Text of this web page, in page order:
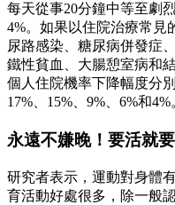
每天從事20分鐘中等至劇
4%。如果以住院治療常見
尿路感染、糖尿病併發症
鐵性貧血、大腸憩室病和
個人住院機率下降幅度分別
17%、15%、9%、6%和4%
永遠不嫌晚！要活就
研究者表示，運動對身體
育活動好處很多，除一般